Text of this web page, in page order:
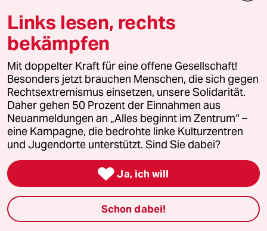
Live im Stream
Vergangene
taz lab 2027
Mehr taz Lesestoff
taz Blogs
taz FUTURZWEI
Links lesen, rechts
bekämpfen
Mit doppelter Kraft für eine offene Gesellschaft!
Besonders jetzt brauchen Menschen, die sich gegen
Rechtsextremismus einsetzen, unsere Solidarität.
Daher gehen 50 Prozent der Einnahmen aus
Neuanmeldungen an „Alles beginnt im Zentrum“ –
eine Kampagne, die bedrohte linke Kulturzentren
und Jugendorte unterstützt. Sind Sie dabei?
 Ja, ich will
Schon dabei!